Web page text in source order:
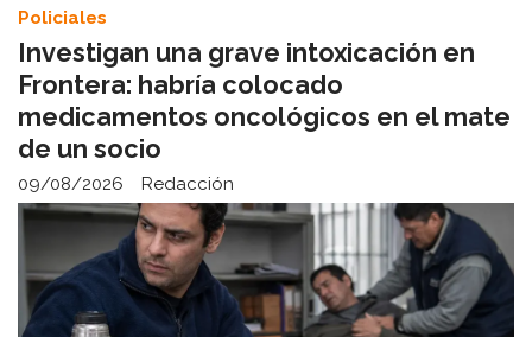
Investigan una grave intoxicación en
Frontera: habría colocado
medicamentos oncológicos en el mate
de un socio
Redacción
Policiales
09/08/2026